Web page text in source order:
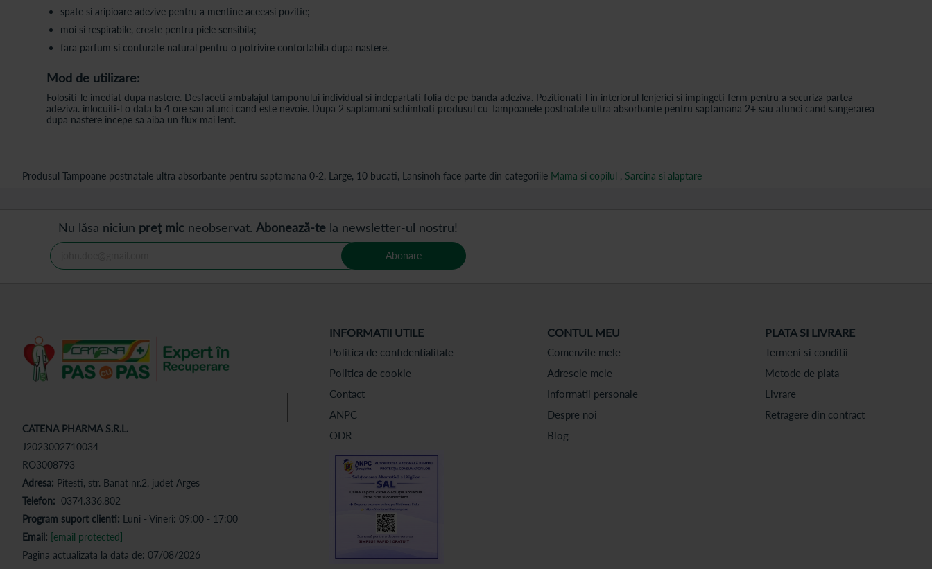
spate si aripioare adezive pentru a mentine aceeasi pozitie;
moi si respirabile, create pentru piele sensibila;
fara parfum si conturate natural pentru o potrivire confortabila dupa nastere.
Mod de utilizare:
Folositi-le imediat dupa nastere. Desfaceti ambalajul tamponului individual si indepartati folia de pe banda adeziva. Pozitionati-l in interiorul lenjeriei si impingeti ferm pentru a securiza partea
adeziva. inlocuiti-l o data la 4 ore sau atunci cand este nevoie. Dupa 2 saptamani schimbati produsul cu Tampoanele postnatale ultra absorbante pentru saptamana 2+ sau atunci cand sangerarea
dupa nastere incepe sa aiba un flux mai lent.
Produsul Tampoane postnatale ultra absorbante pentru saptamana 0-2, Large, 10 bucati, Lansinoh face parte din categoriile Mama si copilul , Sarcina si alaptare
Nu lăsa niciun preț mic neobservat. Abonează-te la newsletter-ul nostru!
Abonare
CATENA PHARMA S.R.L.
J2023002710034
RO3008793
Adresa: Pitesti, str. Banat nr.2, judet Arges
Telefon: 0374.336.802
Program suport clienti: Luni - Vineri: 09:00 - 17:00
Email: [email protected]
Pagina actualizata la data de: 07/08/2026
INFORMATII UTILE
Politica de confidentialitate
Politica de cookie
Contact
ANPC
ODR
CONTUL MEU
Comenzile mele
Adresele mele
Informatii personale
Despre noi
Blog
PLATA SI LIVRARE
Termeni si conditii
Metode de plata
Livrare
Retragere din contract